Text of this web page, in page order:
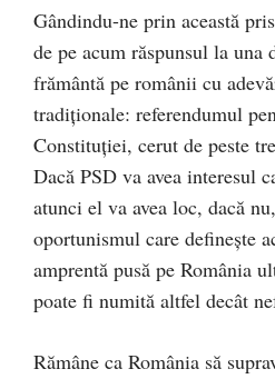
Gândindu-ne prin această
de pe acum răspunsul la
frământă pe românii cu
tradiţionale: referendumul
Constituţiei, cerut de peste
Dacă PSD va avea interesul
atunci el va avea loc, dacă
oportunismul care defineşte
amprentă pusă pe România
poate fi numită altfel decât
Rămâne ca România să